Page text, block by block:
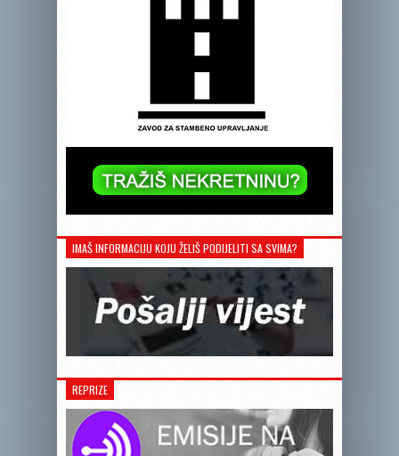
IMAŠ INFORMACIJU KOJU ŽELIŠ PODIJELITI SA SVIMA?
REPRIZE